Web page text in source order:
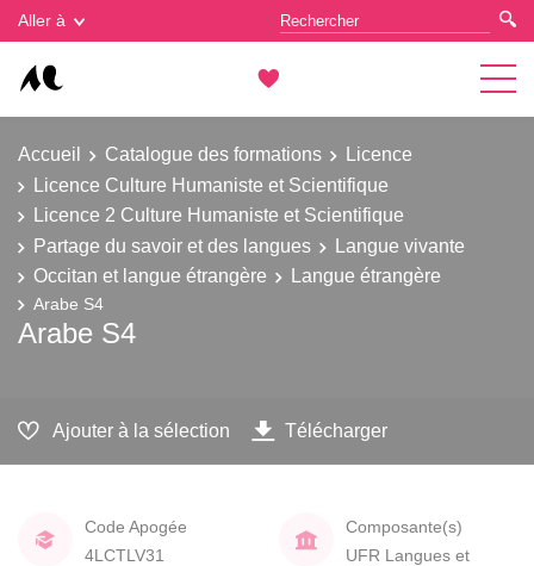
Aller à
Accueil Catalogue des formations
Licence
Licence Culture Humaniste et Scientifique
Licence 2 Culture Humaniste et Scientifique
Partage du savoir et des langues
Langue vivante
Occitan et langue étrangère
Langue étrangère
Arabe S4
Arabe S4
Ajouter à la sélection Télécharger
Code Apogée
4LCTLV31
Composante(s)
UFR Langues et
Gestion des cookies